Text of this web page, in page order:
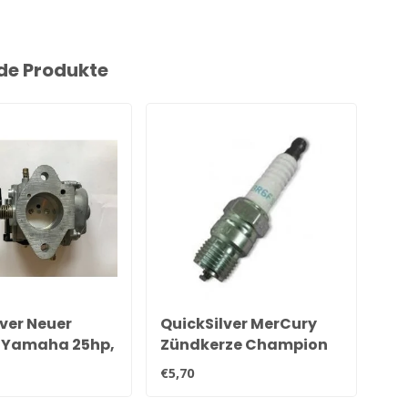
Produkte
Neuer
25hp,
& 40hp
QuickSilver MerCury
Zündkerze Champion
QL78YC
€5,70